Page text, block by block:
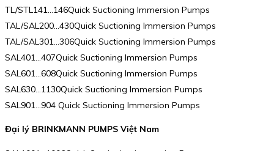
TL/STL141…146Quick Suctioning Immersion Pumps
TAL/SAL200…430Quick Suctioning Immersion Pumps
TAL/SAL301…306Quick Suctioning Immersion Pumps
SAL401…407Quick Suctioning Immersion Pumps
SAL601…608Quick Suctioning Immersion Pumps
SAL630…1130Quick Suctioning Immersion Pumps
SAL901…904 Quick Suctioning Immersion Pumps
Đại lý BRINKMANN PUMPS Việt Nam